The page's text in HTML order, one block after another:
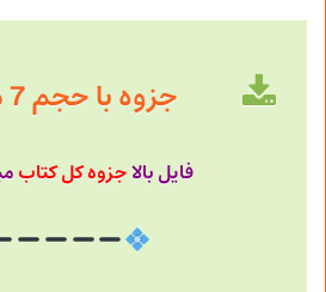
جزوه با حجم 7 مگابایت
فایل بالاجزوه کل کتاب